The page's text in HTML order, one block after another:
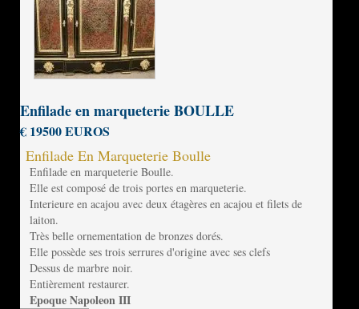
Enfilade en marqueterie BOULLE
€ 19500 EUROS
Enfilade En Marqueterie Boulle
Enfilade en marqueterie Boulle.
Elle est composé de trois portes en marqueterie.
Interieure en acajou avec deux étagères en acajou et filets de
laiton.
Très belle ornementation de bronzes dorés.
Elle possède ses trois serrures d'origine avec ses clefs
Dessus de marbre noir.
Entièrement restaurer.
Epoque Napoleon III